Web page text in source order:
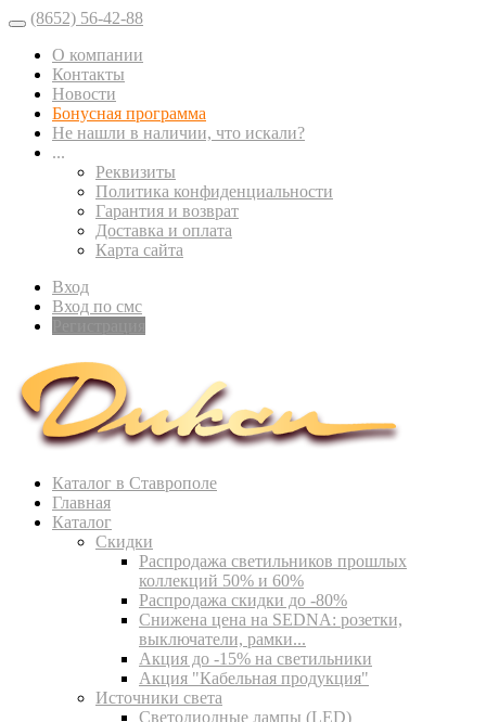
(8652) 56-42-88
О компании
Контакты
Новости
Бонусная программа
Не нашли в наличии, что искали?
...
Реквизиты
Политика конфиденциальности
Гарантия и возврат
Доставка и оплата
Карта сайта
Вход
Вход по смс
Каталог в Ставрополе
Главная
Каталог
Скидки
Распродажа светильников прошлых
коллекций 50% и 60%
Распродажа скидки до -80%
Cнижена цена на SEDNA: розетки,
выключатели, рамки...
Акция до -15% на светильники
Акция "Кабельная продукция"
Источники света
Светодиодные лампы (LED)